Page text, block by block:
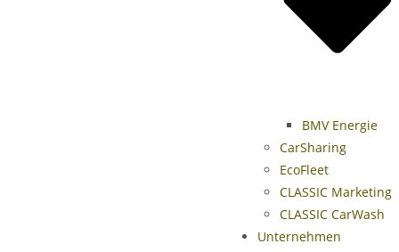
BMV Energie
CarSharing
EcoFleet
CLASSIC Marketing
CLASSIC CarWash
Unternehmen